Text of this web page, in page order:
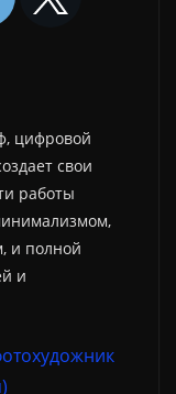
цифровой
свои
работы
и полной
и